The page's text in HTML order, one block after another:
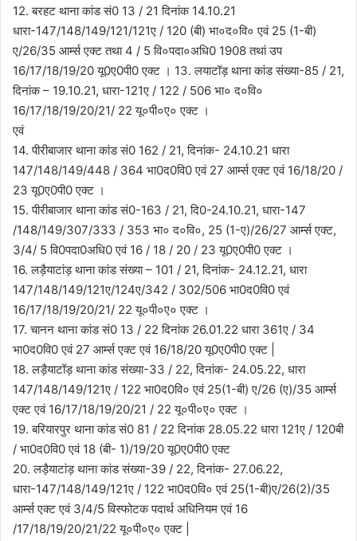
12. बरहट थाना कांड सं0 13 / 21 दिनांक 14.10.21
धारा-147/148/149/121/121ए / 120 (बी) भा०द०वि० एवं 25 (1-बी)
ए/26/35 आर्म्स एक्ट तथा 4 / 5 वि०पदा०अधि0 1908 तथां उप
16/17/18/19/20 यू0ए0पी0 एक्ट । 13. लयाटॉड़ थाना कांड संख्या-85 / 21,
दिनांक – 19.10.21, धारा-121ए / 122 / 506 भा० द०वि०
16/17/18/19/20/21/ 22 यू०पी०ए० एक्ट ।
एवं
14. पीरीबाजार थाना कांड सं0 162 / 21, दिनांक- 24.10.21 धारा
147/148/149/448 / 364 भा0द0वि0 एवं 27 आर्म्स एक्ट एवं 16/18/20 /
23 यू0ए0पी0 एक्ट ।
15. पीरीबाजार थाना कांड सं0-163 / 21, दि0-24.10.21, धारा-147
/148/149/307/333 / 353 भा० द०वि०, 25 (1-ए)/26/27 आर्म्स एक्ट,
3/4/ 5 वि0पदा0अधि0 एवं 16 / 18 / 20 / 23 यू0ए0पी0 एक्ट ।
16. लड़ैयाटांड़ थाना कांड संख्या – 101 / 21, दिनांक- 24.12.21, धारा
147/148/149/121ए/124ए/342 / 302/506 भा0द0वि0 एवं
16/17/18/19/20/21/ 22 यू०पी०ए० एक्ट ।
17. चानन थाना कांड सं0 13 / 22 दिनांक 26.01.22 धारा 361ए / 34
भा0द0वि0 एवं 27 आर्म्स एक्ट एवं 16/18/20 यू0ए0पी0 एक्ट |
18. लड़ैयाटॉड़ थाना कांड संख्या-33 / 22, दिनांक- 24.05.22, धारा
147/148/149/121ए / 122 भा0द0वि० एवं 25(1-बी) ए/26 (ए)/35 आर्म्स
एक्ट एवं 16/17/18/19/20/21 / 22 यू०पी०ए० एक्ट ।
19. बरियारपुर थाना कांड सं0 81 / 22 दिनांक 28.05.22 धारा 121ए / 120बी
/ भा0द0वि0 एवं 18 (बी- 1)/19/20 यू0ए0पी0 एक्ट
20. लड़ैयाटांड़ थाना कांड संख्या-39 / 22, दिनांक- 27.06.22,
धारा-147/148/149/121ए / 122 भा0द0वि० एवं 25(1-बी)ए/26(2)/35
आर्म्स एक्ट एवं 3/4/5 विस्फोटक पदार्थ अधिनियम एवं 16
/17/18/19/20/21/22 यू०पी०ए० एक्ट |